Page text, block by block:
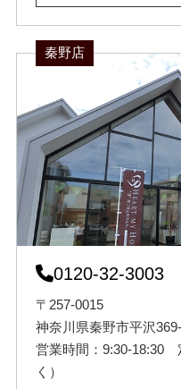
秦野店
0120-32-3003
〒257-0015
神奈川県秦野市平沢
営業時間：9:30-18:30
く）